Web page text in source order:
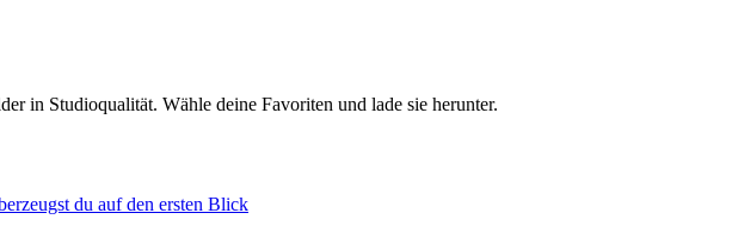
in Studioqualität. Wähle deine Favoriten und lade sie herunter.